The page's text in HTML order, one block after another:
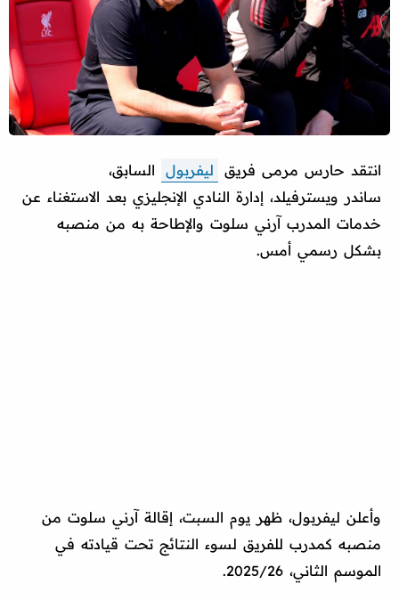
انتقد حارس مرمى فريق ليفربول
السابق،
ساندر ويسترفيلد، إدارة النادي الإنجليزي بعد الاستغناء عن
خدمات المدرب آرني سلوت والإطاحة به من منصبه
بشكل رسمي أمس.
وأعلن ليفربول، ظهر يوم السبت، إقالة آرني سلوت من
منصبه كمدرب للفريق لسوء النتائج تحت قيادته في
الموسم الثاني، 2025/26.